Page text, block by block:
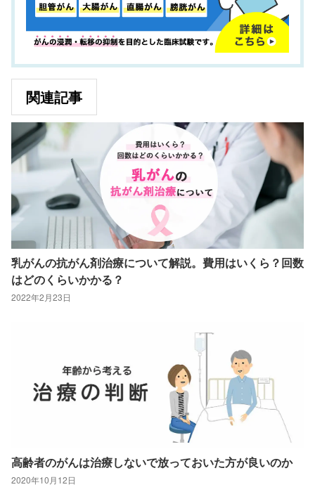
関連記事
乳がんの抗がん剤治療について解説。費用はいくら？回数
はどのくらいかかる？
2022年2月23日
高齢者のがんは治療しないで放っておいた方が良いのか
2020年10月12日